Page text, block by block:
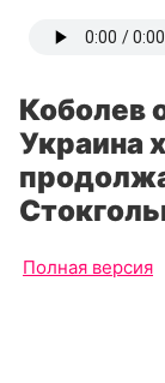
Коболев
Украина
Полная версия